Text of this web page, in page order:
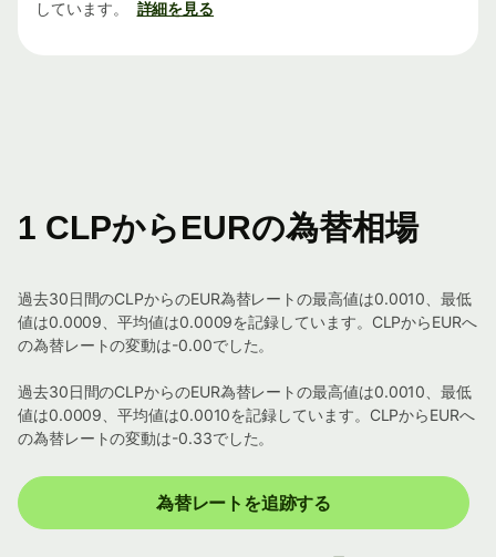
しています。
詳細を見る
1 CLPからEURの為替相場
過去30日間のCLPからのEUR為替レートの最高値は0.0010、最低
値は0.0009、平均値は0.0009を記録しています。CLPからEURへ
の為替レートの変動は-0.00でした。
過去30日間のCLPからのEUR為替レートの最高値は0.0010、最低
値は0.0009、平均値は0.0010を記録しています。CLPからEURへ
の為替レートの変動は-0.33でした。
為替レートを追跡する